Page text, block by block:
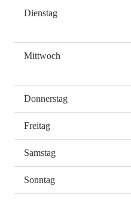
Dienstag
Mittwoch
Donnerstag
Freitag
Samstag
Sonntag